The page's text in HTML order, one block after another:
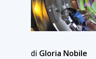
di Gloria Nobile